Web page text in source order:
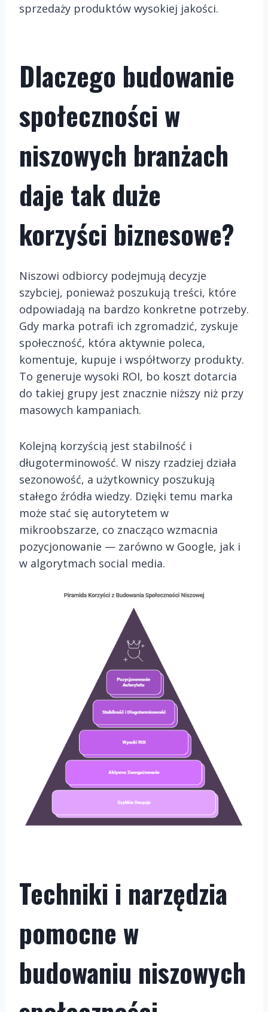
sprzedaży produktów wysokiej jakości.
Dlaczego budowanie
społeczności w
niszowych branżach
daje tak duże
korzyści biznesowe?
Niszowi odbiorcy podejmują decyzje
szybciej, ponieważ poszukują treści, które
odpowiadają na bardzo konkretne potrzeby.
Gdy marka potrafi ich zgromadzić, zyskuje
społeczność, która aktywnie poleca,
komentuje, kupuje i współtworzy produkty.
To generuje wysoki ROI, bo koszt dotarcia
do takiej grupy jest znacznie niższy niż przy
masowych kampaniach.
Kolejną korzyścią jest stabilność i
długoterminowość. W niszy rzadziej działa
sezonowość, a użytkownicy poszukują
stałego źródła wiedzy. Dzięki temu marka
może stać się autorytetem w
mikroobszarze, co znacząco wzmacnia
pozycjonowanie — zarówno w Google, jak i
w algorytmach social media.
Techniki i narzędzia
pomocne w
budowaniu niszowych